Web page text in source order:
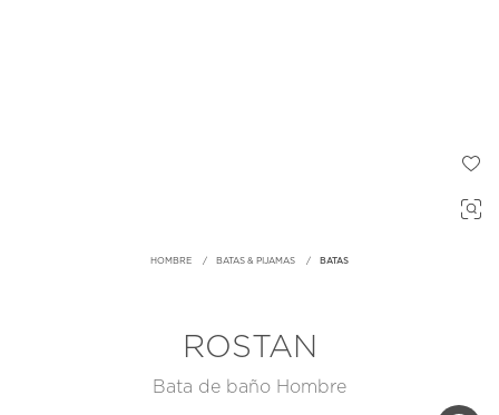
HOMBRE BATAS & PIJAMAS BATAS
ROSTAN
Bata de baño Hombre